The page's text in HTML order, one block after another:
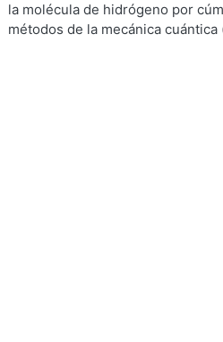
la molécula de hidrógeno por
métodos de la mecánica